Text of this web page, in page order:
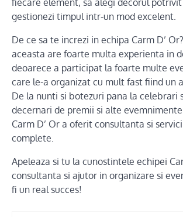
fiecare element, sa alegi decorul potrivit
gestionezi timpul intr-un mod excelent.
De ce sa te increzi in echipa Carm D’
aceasta are foarte multa experienta in
deoarece a participat la foarte multe
care le-a organizat cu mult fast fiind un
De la nunti si botezuri pana la celebrari
decernari de premii si alte
Carm D’ Or a oferit consultanta si
complete.
Apeleaza si tu la cunostintele echipei
consultanta si ajutor in organizare si
fi un real succes!